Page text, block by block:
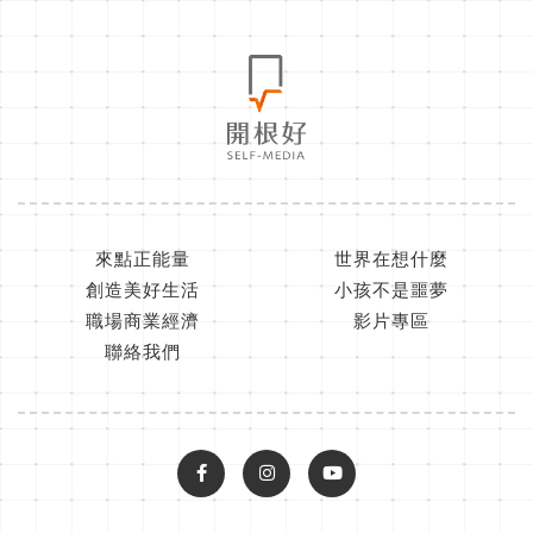
來點正能量
世界在想什麼
創造美好生活
小孩不是噩夢
職場商業經濟
影片專區
聯絡我們